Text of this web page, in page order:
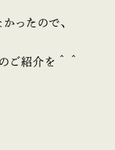
ったので、
ご紹介を＾＾